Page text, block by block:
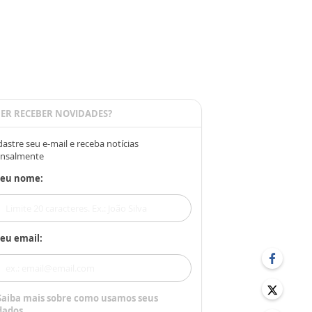
RECEBER NOVIDADES?
seu e-mail e receba notícias
nome:
email:
mais sobre como usamos seus